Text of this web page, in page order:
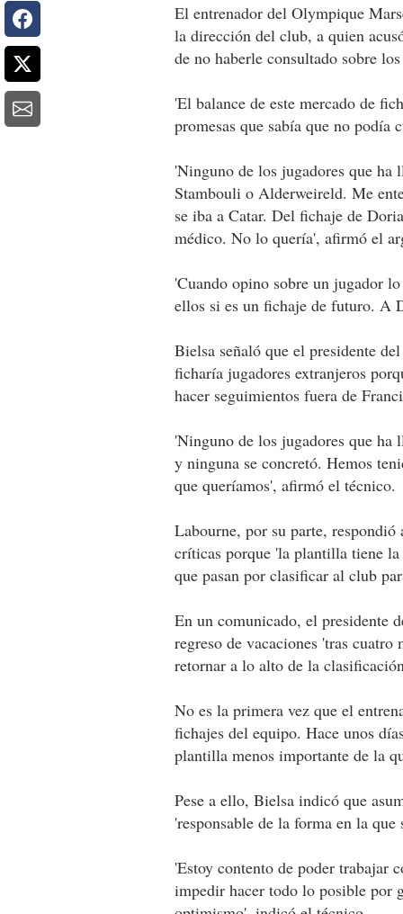
El entrenador del Olympique
la dirección del club, a quien
de no haberle consultado sobre
'El balance de este mercado de
promesas que sabía que no
'Ninguno de los jugadores que
Stambouli o Alderweireld. Me
se iba a Catar. Del fichaje de
médico. No lo quería', afirmó el
'Cuando opino sobre un jugador
ellos si es un fichaje de futuro. A
Bielsa señaló que el presidente
ficharía jugadores extranjeros
hacer seguimientos fuera de
'Ninguno de los jugadores que ha
y ninguna se concretó. Hemos
que queríamos', afirmó el técnico.
Labourne, por su parte,
críticas porque 'la plantilla tiene
que pasan por clasificar al club
En un comunicado, el presidente
regreso de vacaciones 'tras
retornar a lo alto de la
No es la primera vez que el
fichajes del equipo. Hace unos
plantilla menos importante de la
Pese a ello, Bielsa indicó que
'responsable de la forma en la
'Estoy contento de poder trabajar
impedir hacer todo lo posible por